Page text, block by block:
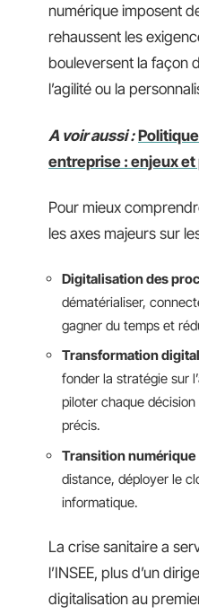
numérique imposent
rehaussent les
bouleversent la façon
l’agilité ou la
A voir aussi :
entreprise : enjeux
Pour mieux
les axes majeurs sur
Digitalisation des
dématérialiser,
gagner du temps et
Transformation
fonder la stratégie sur
piloter chaque
précis.
Transition numérique
distance, déployer le
informatique.
La crise sanitaire a
l’INSEE, plus d’un
digitalisation au